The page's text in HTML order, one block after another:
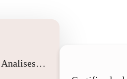
Licença Sanitária Analises Clinicas